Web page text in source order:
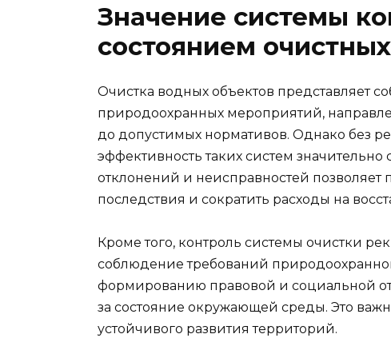
Значение системы
состоянием
Очистка водных объектов представляет
природоохранных мероприятий,
до допустимых нормативов. Однако без
эффективность таких систем
отклонений и неисправностей позволяет
последствия и сократить расходы на
Кроме того, контроль системы очистки
соблюдение требований
формированию правовой и социальной
за состояние окружающей среды. Это
устойчивого развития территорий.